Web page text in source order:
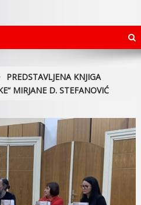
PREDSTAVLJENA KNJIGA
MIRJANE D. STEFANOVIĆ